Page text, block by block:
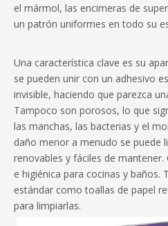
el mármol, las encimeras de
un patrón uniformes en todo su
Una característica clave es su
se pueden unir con un adhesivo
invisible, haciendo que parezca
Tampoco son porosos, lo que
las manchas, las bacterias y el
daño menor a menudo se puede
renovables y fáciles de
e higiénica para cocinas y baños.
estándar como toallas de papel
para limpiarlas.